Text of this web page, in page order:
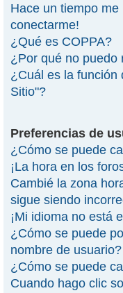
Hace un tiempo me
conectarme!
¿Qué es COPPA?
¿Por qué no puedo
¿Cuál es la función
Sitio"?
Preferencias de
¿Cómo se puede
¡La hora en los
Cambié la zona
sigue siendo
¡Mi idioma no está
¿Cómo se puede
nombre de usuario?
¿Cómo se puede
Cuando hago clic